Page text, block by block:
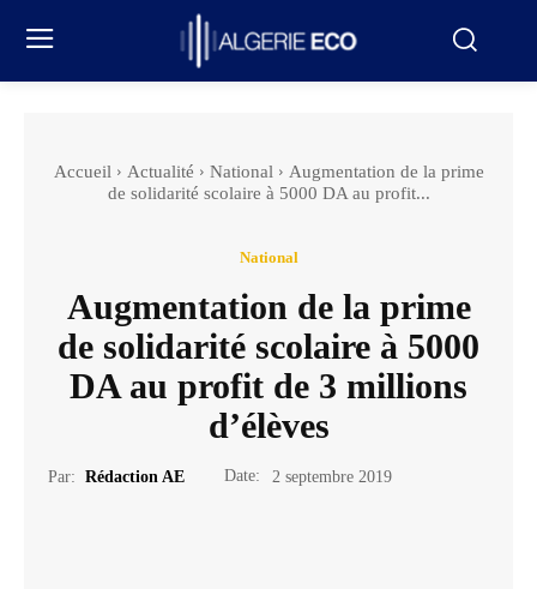
Accueil Actualité National
Augmentation de la prime
de solidarité scolaire à 5000 DA au profit...
National
Augmentation de la prime
de solidarité scolaire à 5000
DA au profit de 3 millions
d’élèves
Par: Rédaction AE Date: 2 septembre 2019